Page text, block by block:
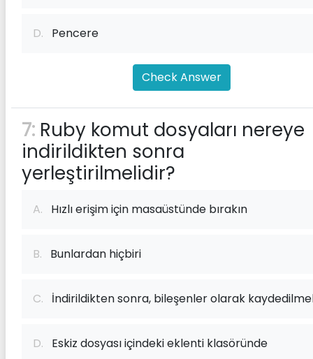
D. Pencere
Check Answer
7: Ruby komut dosyaları nereye
indirildikten sonra
yerleştirilmelidir?
A. Hızlı erişim için masaüstünde bırakın
B. Bunlardan hiçbiri
C. İndirildikten sonra, bileşenler olarak
D. Eskiz dosyası içindeki eklenti klasöründe